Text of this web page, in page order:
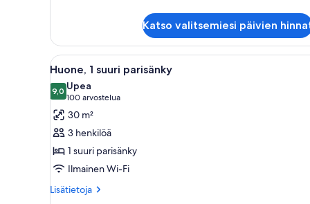
Suite
Katso valitsemiesi päivien
Avaa
kaikki
huonetyypin
Huone,
suuri
parisänky
kuvat
Hotellihuone, jossa on suuri
4
Huone, 1 suuri parisänky
9,09,0 kautta 10
Upea
100 arvostelua
(100
arvostelua)
30 m²
3 henkilöä
1 suuri parisänky
Ilmainen Wi-Fi
Lisätietoja
Lisätietoja